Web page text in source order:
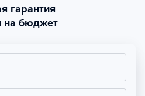
гарантия
на бюджет